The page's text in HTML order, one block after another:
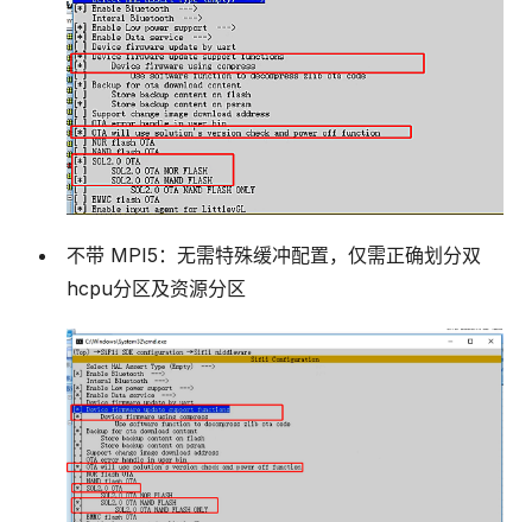
不带 MPI5：无需特殊缓冲配置，仅需正确划分双
hcpu分区及资源分区